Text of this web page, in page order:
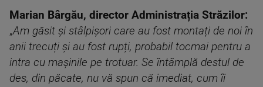
Marian Bârgău, director Administrația Străzilor:
„Am găsit și stâlpișori care au fost montați de noi în
anii trecuți și au fost rupți, probabil tocmai pentru a
intra cu mașinile pe trotuar. Se întâmplă destul de
des, din păcate, nu vă spun că imediat, cum îi